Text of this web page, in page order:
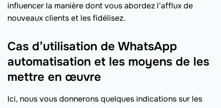
influencer la manière dont vous abordez l’afflux de
nouveaux clients et les fidélisez.
Cas d’utilisation de WhatsApp
automatisation et les moyens de les
mettre en œuvre
Ici, nous vous donnerons quelques indications sur les